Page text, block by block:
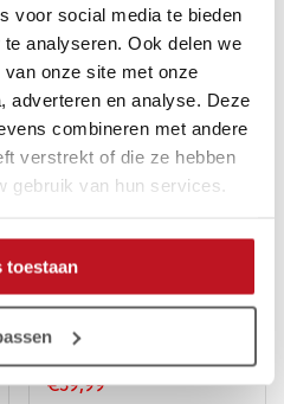
voor social media te bieden
analyseren. Ook delen we
onze site met onze
adverteren en analyse. Deze
combineren met andere
verstrekt of die ze hebben
gebruik van hun services.
toestaan
Gladiator Sports
Premium Lichtgewicht
Schouderbrace
€59,99